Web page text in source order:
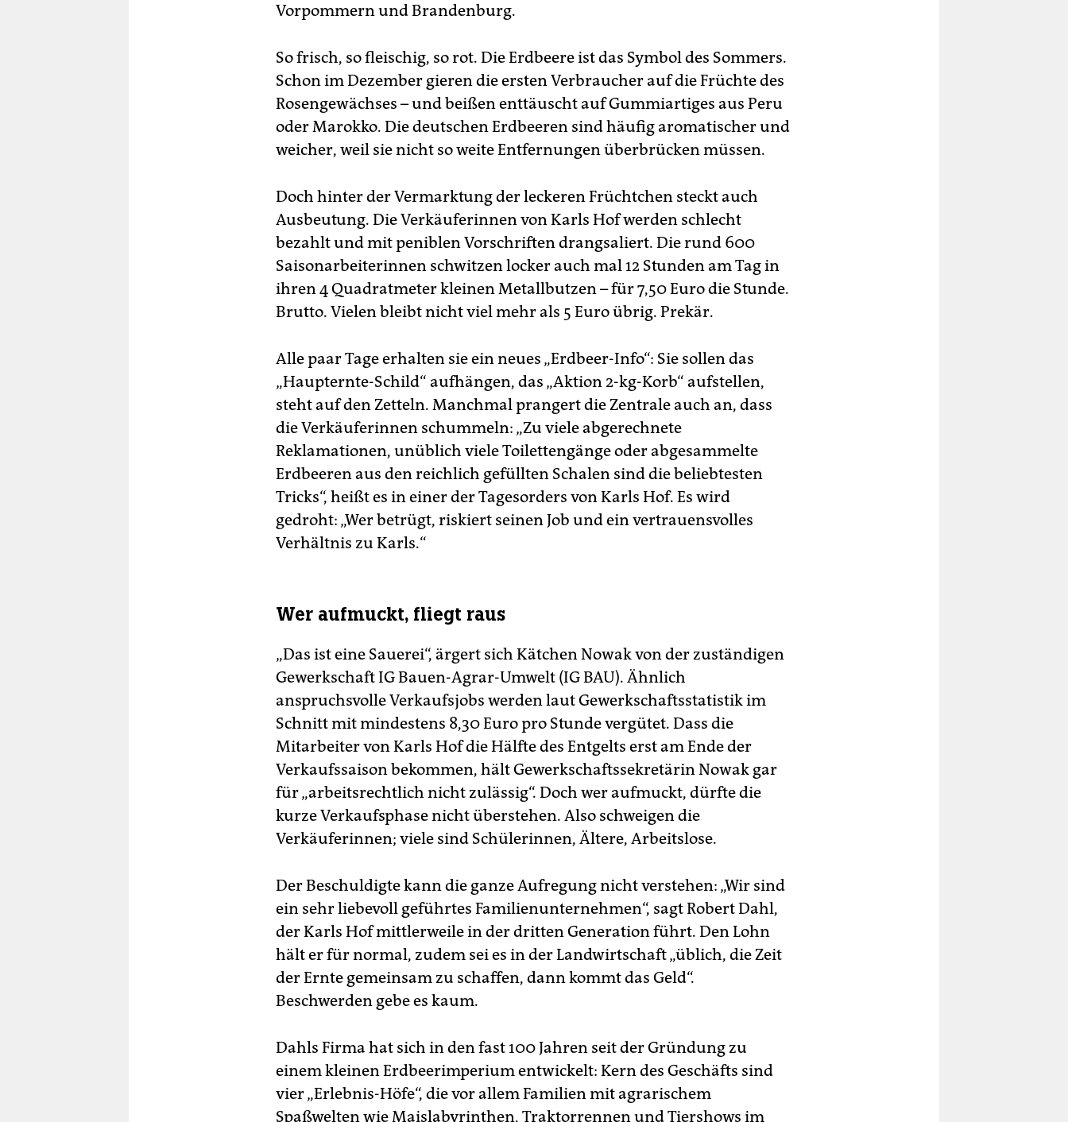
Vorpommern und Brandenburg.
So frisch, so fleischig, so rot. Die Erdbeere ist das Symbol des Sommers.
Schon im Dezember gieren die ersten Verbraucher auf die Früchte des
Rosengewächses – und beißen enttäuscht auf Gummiartiges aus Peru
oder Marokko. Die deutschen Erdbeeren sind häufig aromatischer und
weicher, weil sie nicht so weite Entfernungen überbrücken müssen.
Doch hinter der Vermarktung der leckeren Früchtchen steckt auch
Ausbeutung. Die Verkäuferinnen von Karls Hof werden schlecht
bezahlt und mit peniblen Vorschriften drangsaliert. Die rund 600
Saisonarbeiterinnen schwitzen locker auch mal 12 Stunden am Tag in
ihren 4 Quadratmeter kleinen Metallbutzen – für 7,50 Euro die Stunde.
Brutto. Vielen bleibt nicht viel mehr als 5 Euro übrig. Prekär.
Alle paar Tage erhalten sie ein neues „Erdbeer-Info“: Sie sollen das
„Haupternte-Schild“ aufhängen, das „Aktion 2-kg-Korb“ aufstellen,
steht auf den Zetteln. Manchmal prangert die Zentrale auch an, dass
die Verkäuferinnen schummeln: „Zu viele abgerechnete
Reklamationen, unüblich viele Toilettengänge oder abgesammelte
Erdbeeren aus den reichlich gefüllten Schalen sind die beliebtesten
Tricks“, heißt es in einer der Tagesorders von Karls Hof. Es wird
gedroht: „Wer betrügt, riskiert seinen Job und ein vertrauensvolles
Verhältnis zu Karls.“
Wer aufmuckt, fliegt raus
„Das ist eine Sauerei“, ärgert sich Kätchen Nowak von der zuständigen
Gewerkschaft IG Bauen-Agrar-Umwelt (IG BAU). Ähnlich
anspruchsvolle Verkaufsjobs werden laut Gewerkschaftsstatistik im
Schnitt mit mindestens 8,30 Euro pro Stunde vergütet. Dass die
Mitarbeiter von Karls Hof die Hälfte des Entgelts erst am Ende der
Verkaufssaison bekommen, hält Gewerkschaftssekretärin Nowak gar
für „arbeitsrechtlich nicht zulässig“. Doch wer aufmuckt, dürfte die
kurze Verkaufsphase nicht überstehen. Also schweigen die
Verkäuferinnen; viele sind Schülerinnen, Ältere, Arbeitslose.
Der Beschuldigte kann die ganze Aufregung nicht verstehen: „Wir sind
ein sehr liebevoll geführtes Familienunternehmen“, sagt Robert Dahl,
der Karls Hof mittlerweile in der dritten Generation führt. Den Lohn
hält er für normal, zudem sei es in der Landwirtschaft „üblich, die Zeit
der Ernte gemeinsam zu schaffen, dann kommt das Geld“.
Beschwerden gebe es kaum.
Dahls Firma hat sich in den fast 100 Jahren seit der Gründung zu
einem kleinen Erdbeerimperium entwickelt: Kern des Geschäfts sind
vier „Erlebnis-Höfe“, die vor allem Familien mit agrarischem
Spaßwelten wie Maislabyrinthen, Traktorrennen und Tiershows im